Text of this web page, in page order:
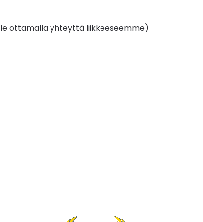
ottamalla yhteyttä liikkeeseemme)